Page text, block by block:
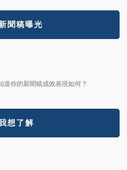
聞稿曝光
你的新聞稿成效表現如何？
想了解